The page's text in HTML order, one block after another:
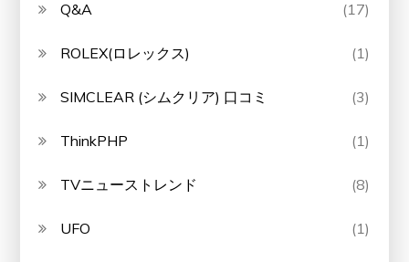
Q&A (17)
ROLEX(ロレックス) (1)
SIMCLEAR (シムクリア) 口コミ (3)
ThinkPHP (1)
TVニューストレンド (8)
UFO (1)